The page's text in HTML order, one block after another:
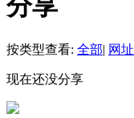
分享
按类型查看: 全部| 网址
现在还没分享